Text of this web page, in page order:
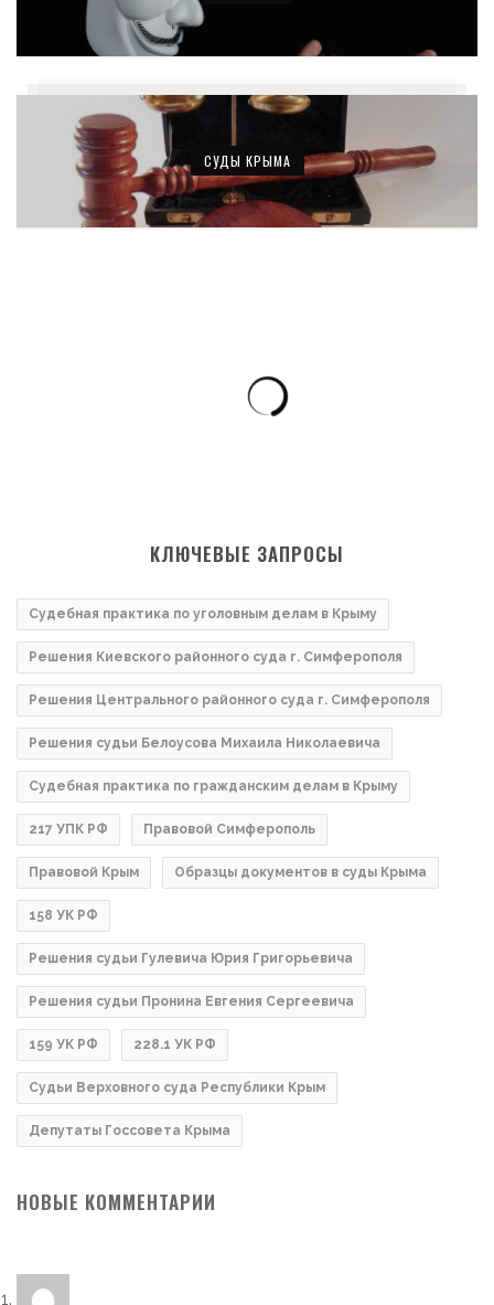
СУДЫ КРЫМА
КЛЮЧЕВЫЕ ЗАПРОСЫ
Судебная практика по уголовным делам в Крыму
Решения Киевского районного суда г. Симферополя
Решения Центрального районного суда г. Симферополя
Решения судьи Белоусова Михаила Николаевича
Судебная практика по гражданским делам в Крыму
217 УПК РФ Правовой Симферополь
Правовой Крым Образцы документов в суды Крыма
158 УК РФ
Решения судьи Гулевича Юрия Григорьевича
Решения судьи Пронина Евгения Сергеевича
159 УК РФ 228.1 УК РФ
Судьи Верховного суда Республики Крым
Депутаты Госсовета Крыма
НОВЫЕ КОММЕНТАРИИ